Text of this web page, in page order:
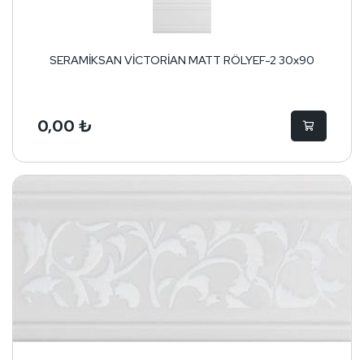
SERAMİKSAN VİCTORİAN MATT RÖLYEF-2 30x90
0,00 ₺